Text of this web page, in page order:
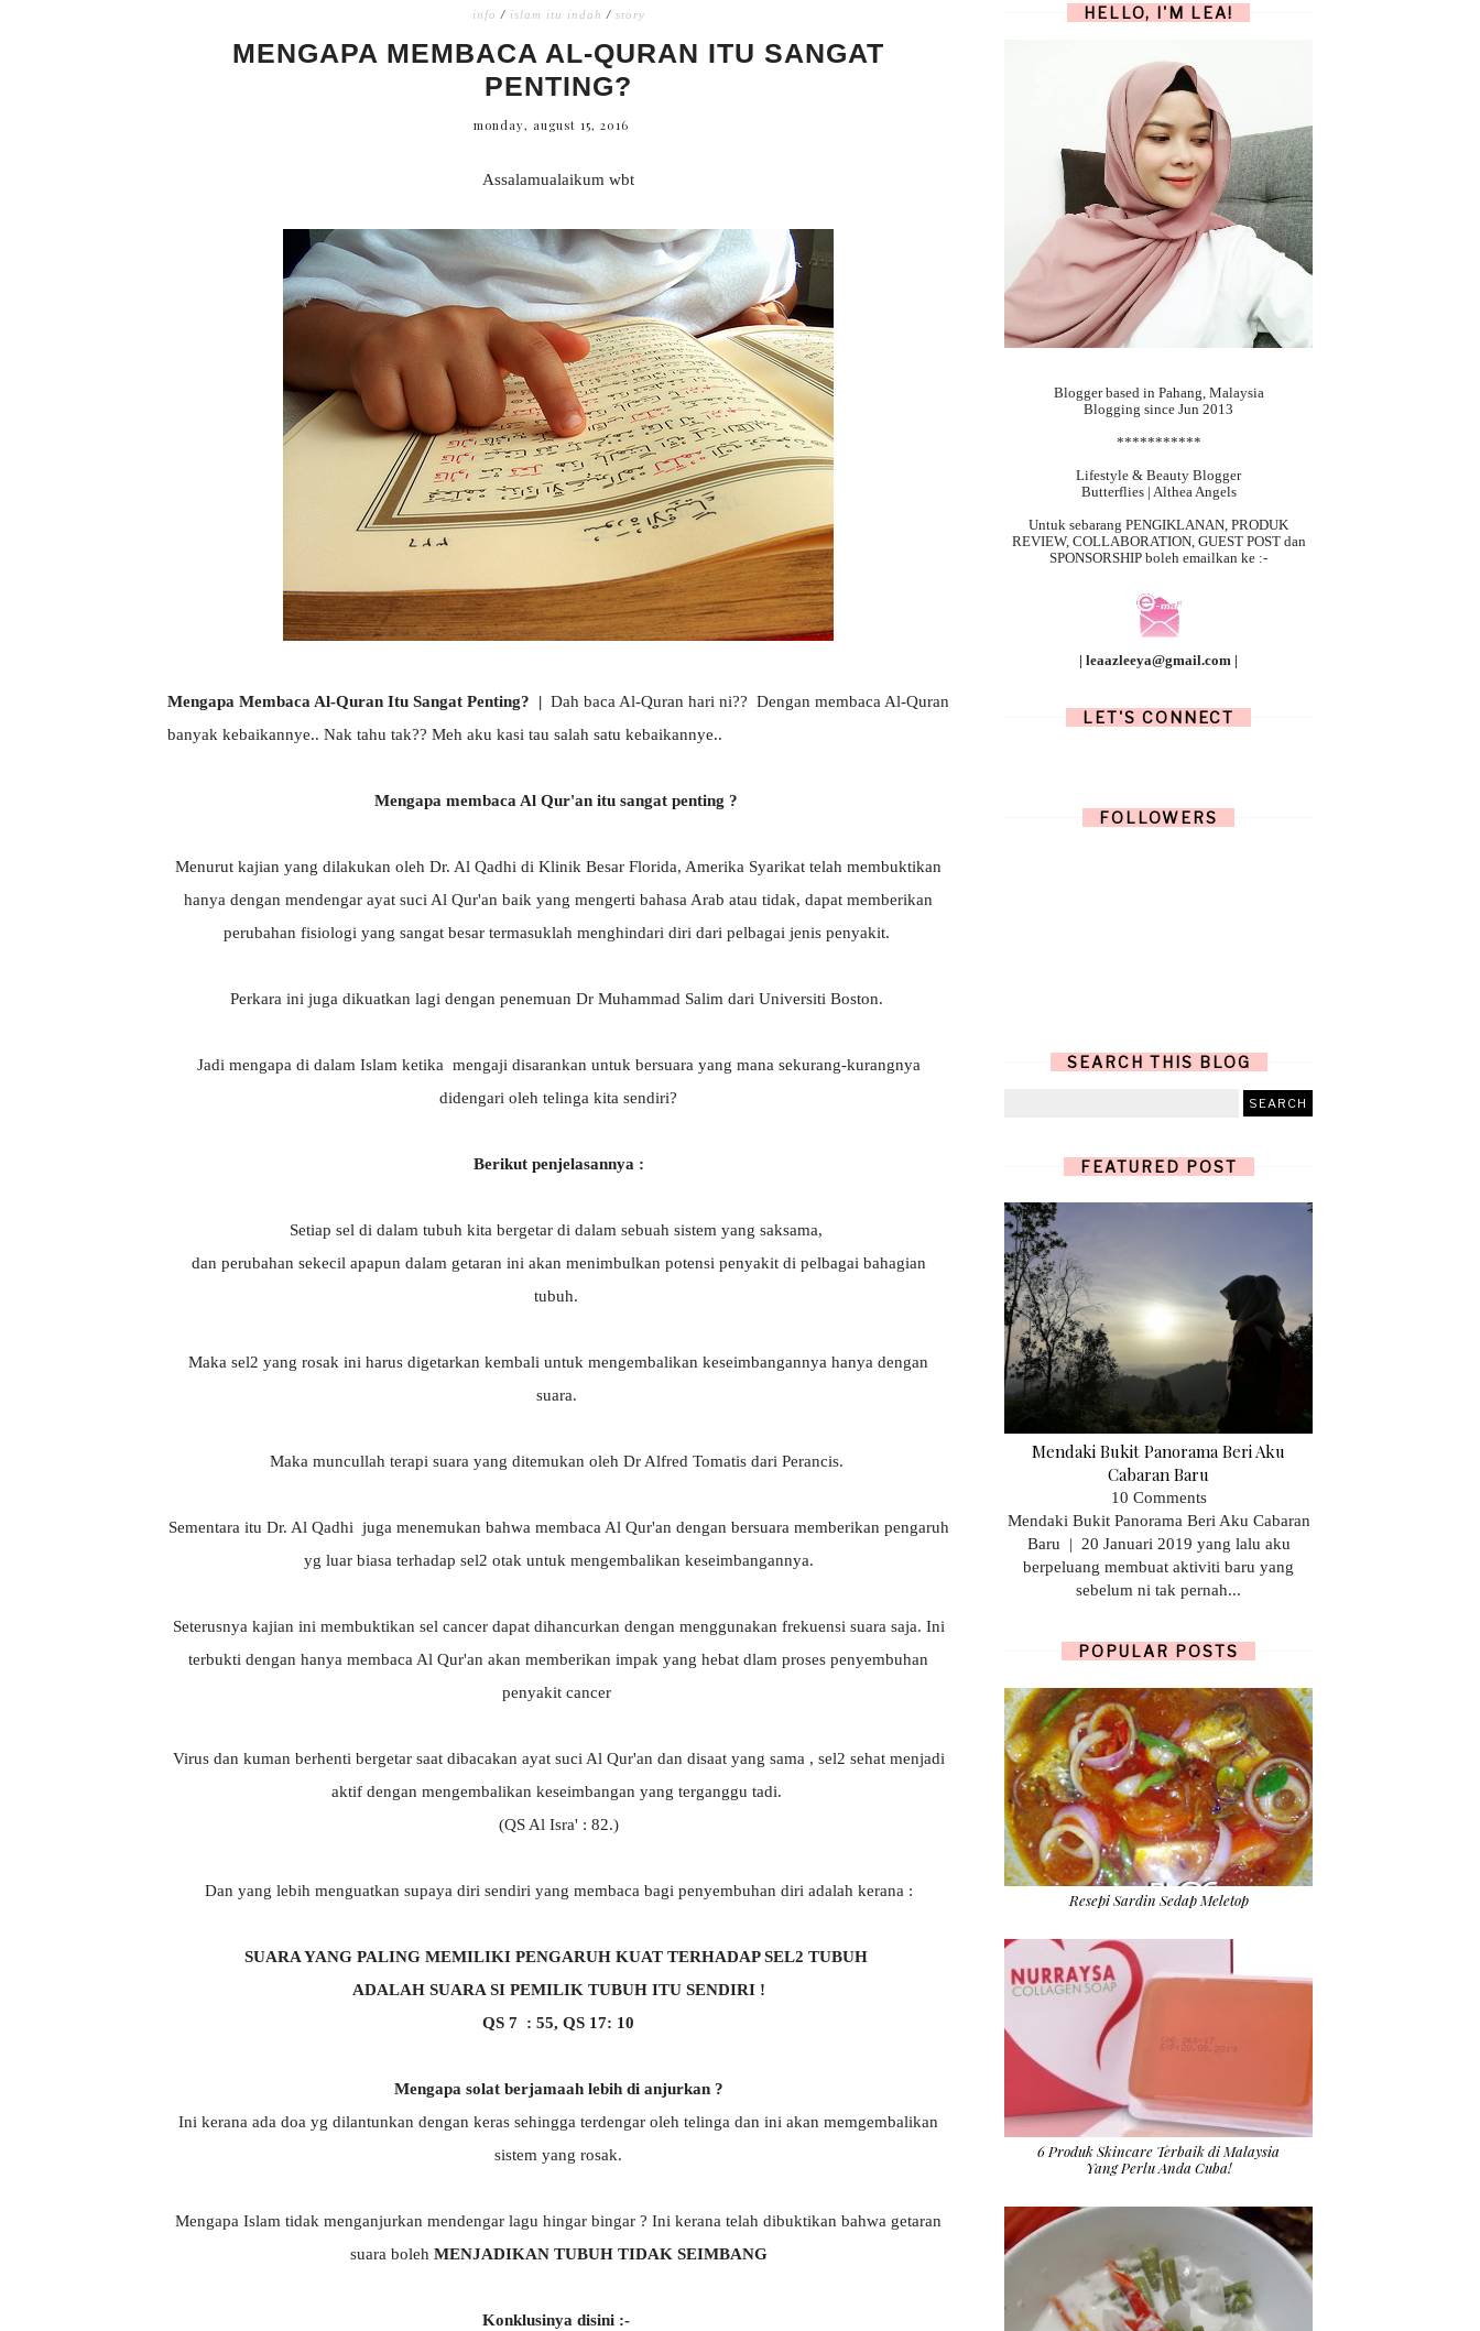
info / islam itu indah / story
MENGAPA MEMBACA AL-QURAN ITU SANGAT
PENTING?
monday, august 15, 2016
Assalamualaikum wbt
Mengapa Membaca Al-Quran Itu Sangat Penting? | Dah baca Al-Quran hari ni?? Dengan membaca Al-Quran
banyak kebaikannye.. Nak tahu tak?? Meh aku kasi tau salah satu kebaikannye..
Mengapa membaca Al Qur'an itu sangat penting ?
Menurut kajian yang dilakukan oleh Dr. Al Qadhi di Klinik Besar Florida, Amerika Syarikat telah membuktikan
hanya dengan mendengar ayat suci Al Qur'an baik yang mengerti bahasa Arab atau tidak, dapat memberikan
perubahan fisiologi yang sangat besar termasuklah menghindari diri dari pelbagai jenis penyakit.
Perkara ini juga dikuatkan lagi dengan penemuan Dr Muhammad Salim dari Universiti Boston.
Jadi mengapa di dalam Islam ketika mengaji disarankan untuk bersuara yang mana sekurang-kurangnya
didengari oleh telinga kita sendiri?
Berikut penjelasannya :
Setiap sel di dalam tubuh kita bergetar di dalam sebuah sistem yang saksama,
dan perubahan sekecil apapun dalam getaran ini akan menimbulkan potensi penyakit di pelbagai bahagian
tubuh.
Maka sel2 yang rosak ini harus digetarkan kembali untuk mengembalikan keseimbangannya hanya dengan
suara.
Maka muncullah terapi suara yang ditemukan oleh Dr Alfred Tomatis dari Perancis.
Sementara itu Dr. Al Qadhi juga menemukan bahwa membaca Al Qur'an dengan bersuara memberikan pengaruh
yg luar biasa terhadap sel2 otak untuk mengembalikan keseimbangannya.
Seterusnya kajian ini membuktikan sel cancer dapat dihancurkan dengan menggunakan frekuensi suara saja. Ini
terbukti dengan hanya membaca Al Qur'an akan memberikan impak yang hebat dlam proses penyembuhan
penyakit cancer
Virus dan kuman berhenti bergetar saat dibacakan ayat suci Al Qur'an dan disaat yang sama , sel2 sehat menjadi
aktif dengan mengembalikan keseimbangan yang terganggu tadi.
(QS Al Isra' : 82.)
Dan yang lebih menguatkan supaya diri sendiri yang membaca bagi penyembuhan diri adalah kerana :
SUARA YANG PALING MEMILIKI PENGARUH KUAT TERHADAP SEL2 TUBUH
ADALAH SUARA SI PEMILIK TUBUH ITU SENDIRI !
QS 7 : 55, QS 17: 10
Mengapa solat berjamaah lebih di anjurkan ?
Ini kerana ada doa yg dilantunkan dengan keras sehingga terdengar oleh telinga dan ini akan memgembalikan
sistem yang rosak.
Mengapa Islam tidak menganjurkan mendengar lagu hingar bingar ? Ini kerana telah dibuktikan bahwa getaran
suara boleh MENJADIKAN TUBUH TIDAK SEIMBANG
Konklusinya disini :-
HELLO, I'M LEA!
Blogger based in Pahang, Malaysia
Blogging since Jun 2013
***********
Lifestyle & Beauty Blogger
Butterflies | Althea Angels
Untuk sebarang PENGIKLANAN, PRODUK
REVIEW, COLLABORATION, GUEST POST dan
SPONSORSHIP boleh emailkan ke :-
| leaazleeya@gmail.com |
LET'S CONNECT
FOLLOWERS
SEARCH THIS BLOG
FEATURED POST
Mendaki Bukit Panorama Beri Aku
Cabaran Baru
10 Comments
Mendaki Bukit Panorama Beri Aku Cabaran
Baru | 20 Januari 2019 yang lalu aku
berpeluang membuat aktiviti baru yang
sebelum ni tak pernah...
POPULAR POSTS
Resepi Sardin Sedap Meletop
6 Produk Skincare Terbaik di Malaysia
Yang Perlu Anda Cuba!